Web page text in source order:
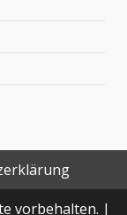
vorbehalten. |